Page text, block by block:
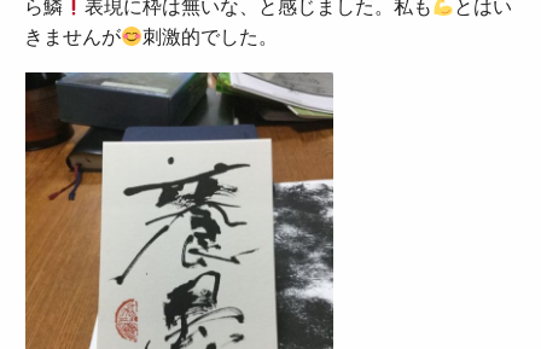
ら鱗
表現に枠は無いな、と感じました。私も
とはい
きませんが
刺激的でした。